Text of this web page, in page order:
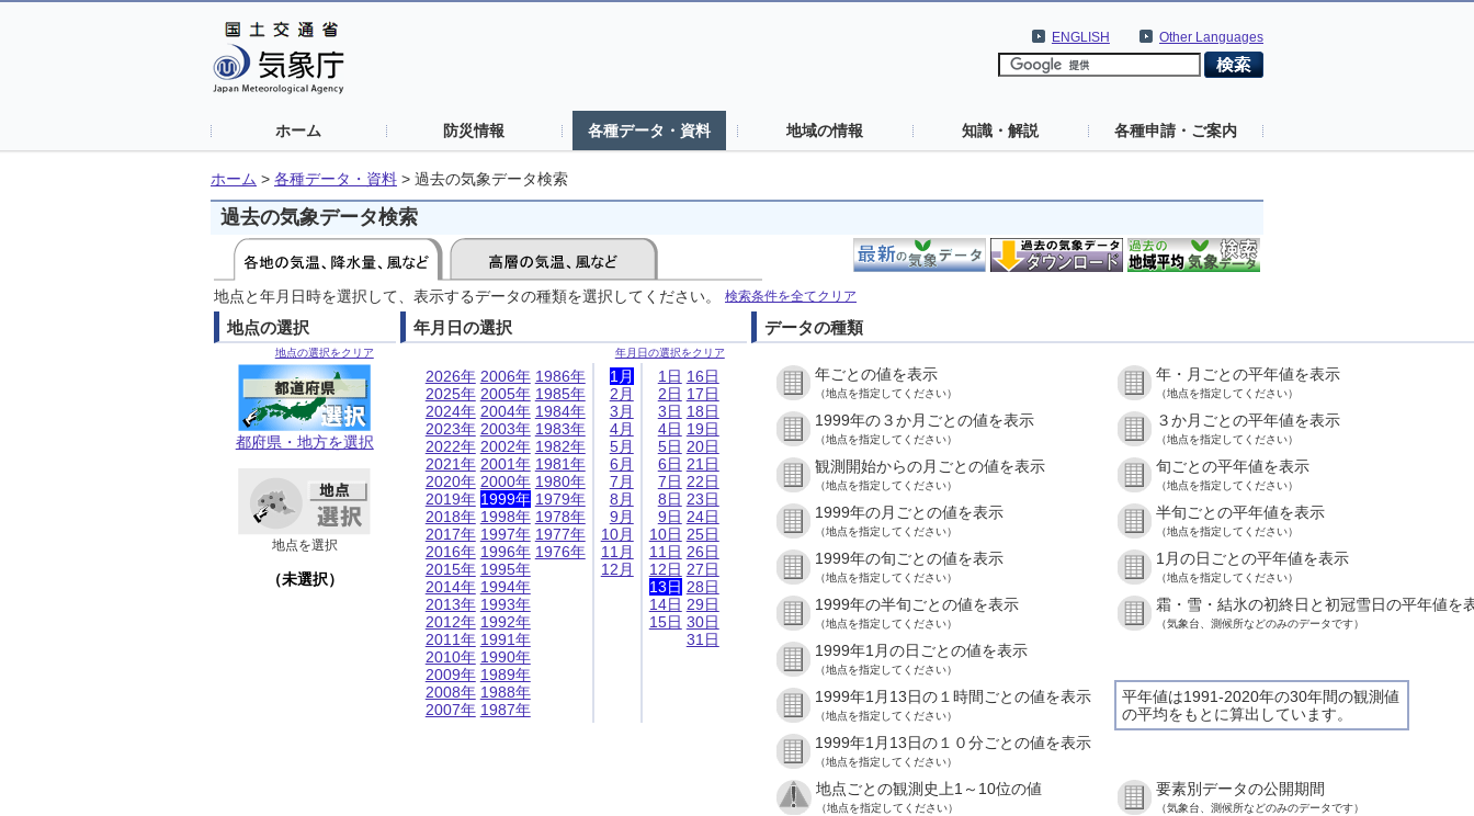
Other Languages
ENGLISH
ホーム 防災情報 各種データ・資料 地域の情報 知識・解説 各種申請・ご案内
ホーム > 各種データ・資料 > 過去の気象データ検索
過去の気象データ検索
地点と年月日時を選択して、表示するデータの種類を選択してください。 検索条件を全てクリア
地点の選択
地点の選択をクリア
都府県・地方を選択
地点を選択
（未選択）
年月日の選択
年月日の選択をクリア
2026年
2025年
2024年
2023年
2022年
2021年
2020年
2019年
2018年
2017年
2016年
2015年
2014年
2013年
2012年
2011年
2010年
2009年
2008年
2007年
2006年
2005年
2004年
2003年
2002年
2001年
2000年
1999年
1998年
1997年
1996年
1995年
1994年
1993年
1992年
1991年
1990年
1989年
1988年
1987年
1986年
1985年
1984年
1983年
1982年
1981年
1980年
1979年
1978年
1977年
1976年
1月
2月
3月
4月
5月
6月
7月
8月
9月
10月
11月
12月
1日
2日
3日
4日
5日
6日
7日
8日
9日
10日
11日
12日
13日
14日
15日
16日
17日
18日
19日
20日
21日
22日
23日
24日
25日
26日
27日
28日
29日
30日
31日
データの種類
年ごとの値を表示
（地点を指定してください）
年・月ごとの平年値を表示
（地点を指定してください）
1999年の３か月ごとの値を表示
（地点を指定してください）
３か月ごとの平年値を表示
（地点を指定してください）
観測開始からの月ごとの値を表示
（地点を指定してください）
旬ごとの平年値を表示
（地点を指定してください）
1999年の月ごとの値を表示
（地点を指定してください）
半旬ごとの平年値を表示
（地点を指定してください）
1999年の旬ごとの値を表示
（地点を指定してください）
1月の日ごとの平年値を表示
（地点を指定してください）
1999年の半旬ごとの値を表示
（地点を指定してください）
霜・雪・結氷の初終日と初冠雪日の平年値を
（気象台、測候所などのみのデータです）
1999年1月の日ごとの値を表示
（地点を指定してください）
平年値は1991-2020年の30年間の観測値
の平均をもとに算出しています。
1999年1月13日の１時間ごとの値を表示
（地点を指定してください）
1999年1月13日の１０分ごとの値を表示
（地点を指定してください）
地点ごとの観測史上1～10位の値
（地点を指定してください）
要素別データの公開期間
（気象台、測候所などのみのデータです）